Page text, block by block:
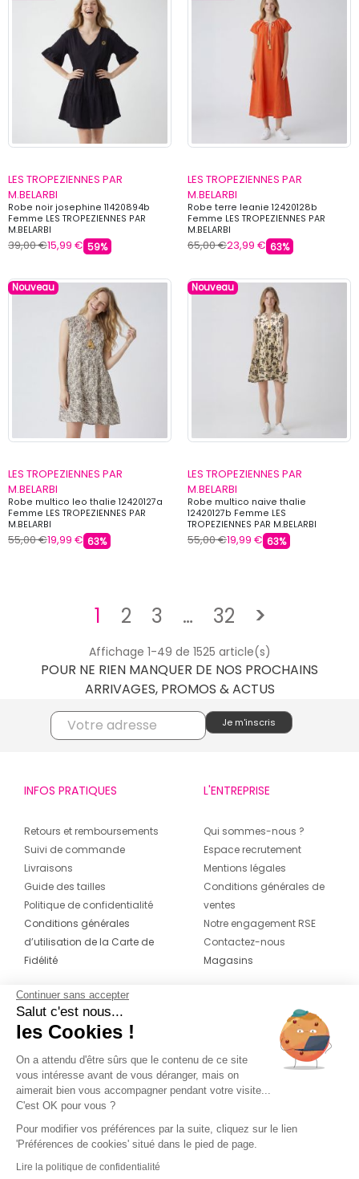
LES TROPEZIENNES PAR
M.BELARBI
Robe noir josephine 11420894b
Femme LES TROPEZIENNES PAR
M.BELARBI
39,00 €15,99 € 59%
LES TROPEZIENNES PAR
M.BELARBI
Robe terre leanie 12420128b
Femme LES TROPEZIENNES PAR
M.BELARBI
65,00 €23,99 € 63%
Nouveau
LES TROPEZIENNES PAR
M.BELARBI
Robe multico leo thalie 12420127a
Femme LES TROPEZIENNES PAR
M.BELARBI
55,00 €19,99 € 63%
Nouveau
LES TROPEZIENNES PAR
M.BELARBI
Robe multico naive thalie
12420127b Femme LES
TROPEZIENNES PAR M.BELARBI
55,00 €19,99 € 63%
1 2 3 … 32 >Suivant
Affichage 1-49 de 1525 article(s)
POUR NE RIEN MANQUER DE NOS PROCHAINS
ARRIVAGES, PROMOS & ACTUS
INFOS PRATIQUES
Retours et remboursements
Suivi de commande
Livraisons
Guide des tailles
Politique de confidentialité
Conditions générales
d’utilisation de la Carte de
Fidélité
L'ENTREPRISE
Qui sommes-nous ?
Espace recrutement
Mentions légales
Conditions générales de
ventes
Notre engagement RSE
Contactez-nous
Magasins
CONTACT
04 42 20 78 42
Du lundi au jeudi de 8h30 à 16h30 & le
vendredi de 8h30 à 15h30
Continuer sans accepter
Salut c'est nous...
les Cookies !
On a attendu d'être sûrs que le contenu de ce site
vous intéresse avant de vous déranger, mais on
aimerait bien vous accompagner pendant votre visite...
C'est OK pour vous ?
Pour modifier vos préférences par la suite, cliquez sur le lien
'Préférences de cookies' situé dans le pied de page.
Lire la politique de confidentialité